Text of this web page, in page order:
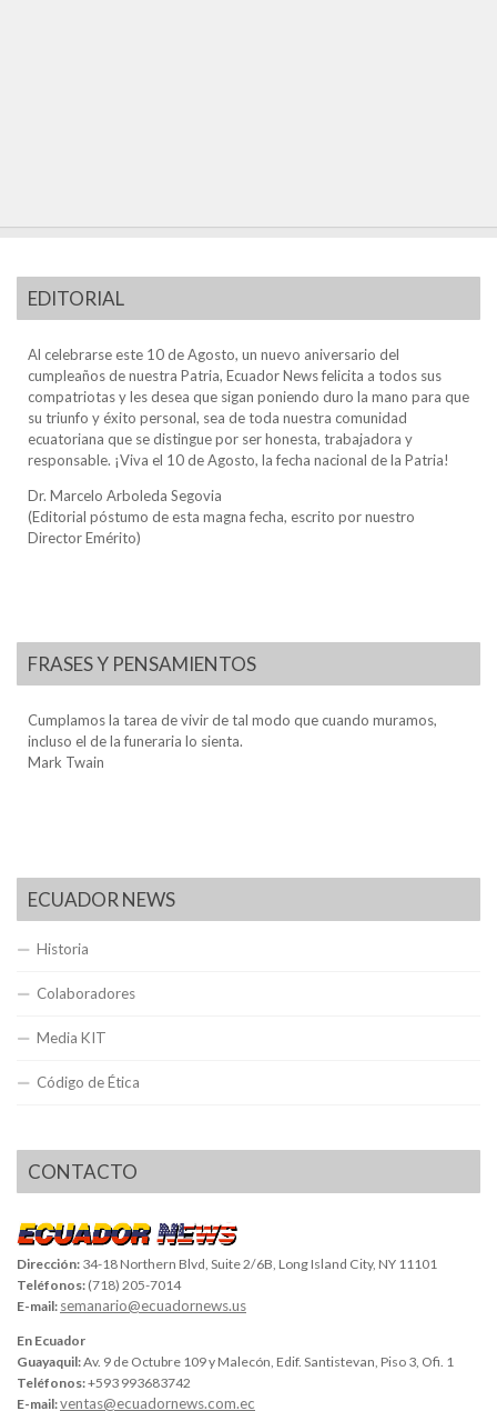
EDITORIAL
Al celebrarse este 10 de Agosto, un nuevo aniversario del
cumpleaños de nuestra Patria, Ecuador News felicita a todos sus
compatriotas y les desea que sigan poniendo duro la mano para que
su triunfo y éxito personal, sea de toda nuestra comunidad
ecuatoriana que se distingue por ser honesta, trabajadora y
responsable. ¡Viva el 10 de Agosto, la fecha nacional de la Patria!
Dr. Marcelo Arboleda Segovia
(Editorial póstumo de esta magna fecha, escrito por nuestro
Director Emérito)
FRASES Y PENSAMIENTOS
Cumplamos la tarea de vivir de tal modo que cuando muramos,
incluso el de la funeraria lo sienta.
Mark Twain
ECUADOR NEWS
Historia
Colaboradores
Media KIT
Código de Ética
CONTACTO
Dirección: 34-18 Northern Blvd, Suite 2/6B, Long Island City, NY 11101
Teléfonos: (718) 205-7014
E-mail: semanario@ecuadornews.us
En Ecuador
Guayaquil:Av. 9 de Octubre 109 y Malecón, Edif. Santistevan, Piso 3, Ofi. 1
Teléfonos:+593 993683742
E-mail:ventas@ecuadornews.com.ec